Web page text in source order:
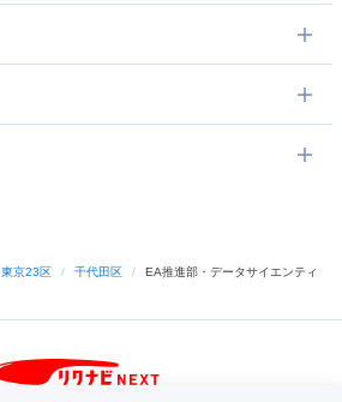
東京23区 / 千代田区 /
EA推進部・データサイエンティ